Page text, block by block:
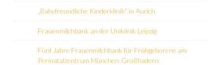
„Babyfreundliche Kinderklinik“ in Aurich
Frauenmilchbank an der Uniklinik Leipzig
Fünf Jahre Frauenmilchbank für Frühgeborene am
Perinatalzentrum München-Großhadern